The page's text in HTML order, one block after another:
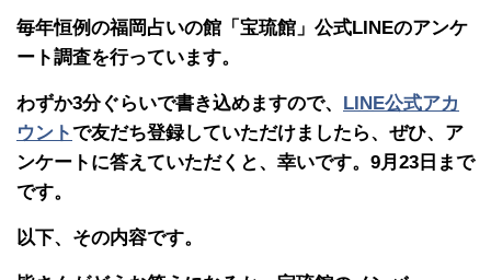
毎年恒例の福岡占いの館「宝琉館」公式LINEのアンケ
ート調査を行っています。
わずか3分ぐらいで書き込めますので、 LINE公式アカ
ウントで友だち登録していただけましたら、ぜひ、ア
ンケートに答えていただくと、幸いです。9月23日まで
です。
以下、その内容です。